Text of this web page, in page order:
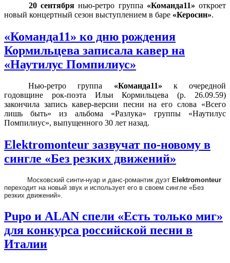
20 сентября нью-ретро группа «Команда11» откроет
новый концертный сезон выступлением в баре «Керосин».
«Команда11» ко дню рождения
Кормильцева записала кавер на
«Наутилус Помпилиус»
Нью-ретро группа «Команда11» к очередной
годовщине рок-поэта Ильи Кормильцева (р. 26.09.59)
закончила запись кавер-версии песни на его слова «Всего
лишь быть» из альбома «Разлука» группы «Наутилус
Помпилиус», выпущенного 30 лет назад.
Elektromonteur зазвучат по-новому в
сингле «Без резких движений»
Московский синти-нуар и данс-романтик дуэт Elektromonteur
переходит на новый звук и использует его в своем сингле «Без
резких движений».
Pupo и ALAN спели «Есть только миг»
для конкурса российской песни в
Италии